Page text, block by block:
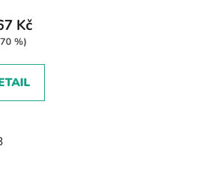
Kč
%)